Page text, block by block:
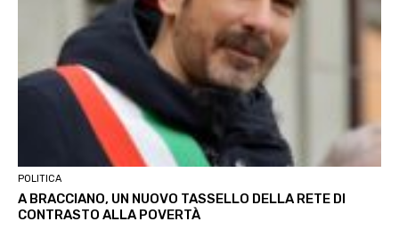
POLITICA
A BRACCIANO, UN NUOVO TASSELLO DELLA RETE DI
CONTRASTO ALLA POVERTÀ